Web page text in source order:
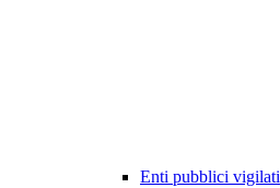
Enti pubblici vigilati